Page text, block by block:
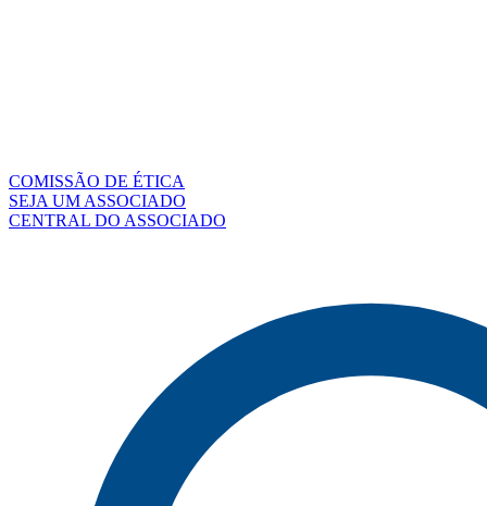
COMISSÃO DE ÉTICA
SEJA UM ASSOCIADO
CENTRAL DO ASSOCIADO